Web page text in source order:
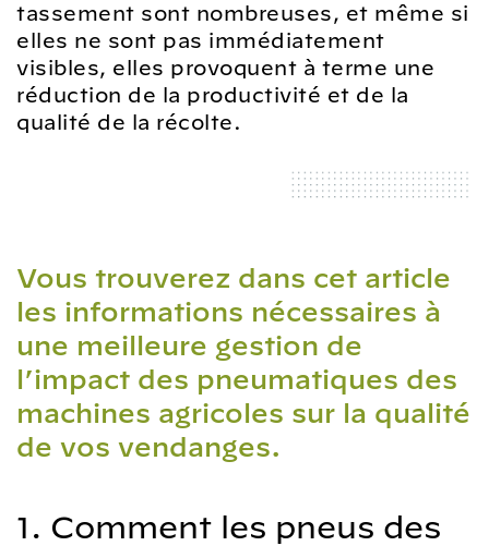
tassement sont nombreuses, et même si
elles ne sont pas immédiatement
visibles, elles provoquent à terme une
réduction de la productivité et de la
qualité de la récolte.
Vous trouverez dans cet article
les informations nécessaires à
une meilleure gestion de
l’impact des pneumatiques des
machines agricoles sur la qualité
de vos vendanges.
1. Comment les pneus des